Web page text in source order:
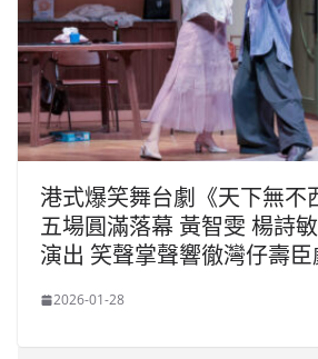
港式爆笑舞台劇《天下無不
五場圓滿落幕 黃智雯 楊詩
演出 笑聲掌聲響徹灣仔壽
2026-01-28